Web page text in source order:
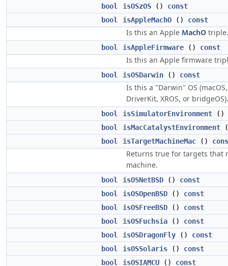
bool isOSzOS () const
bool
isAppleMachO () const
Is this an Apple MachO triple.
bool isAppleFirmware () const
Is this an Apple firmware
bool isOSDarwin () const
Is this a "Darwin" OS
DriverKit, XROS, or bridgeOS).
bool isSimulatorEnvironment ()
bool
isMacCatalystEnvironment
bool
isTargetMachineMac ()
Returns true for targets that
machine.
bool isOSNetBSD () const
bool
isOSOpenBSD () const
bool
isOSFreeBSD () const
bool
isOSFuchsia () const
bool
isOSDragonFly () const
bool
isOSSolaris () const
bool
isOSIAMCU () const